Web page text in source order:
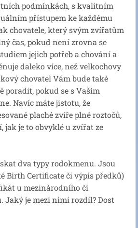
podmínkách, s kvalitním
přístupem ke každému
chovatele, který svým zvířatům
čas, pokud není zrovna se
jejich potřeb a chování a
daleko více, než velkochovy
chovatel Vám bude také
poradit, pokud se s Vaším
Navíc máte jistotu, že
plaché zvíře plné roztočů,
jak je to obvyklé u zvířat ze
dva typy rodokmenu. Jsou
Birth Certificate či výpis předků)
u mezinárodního či
Jaký je mezi nimi rozdíl? Dost